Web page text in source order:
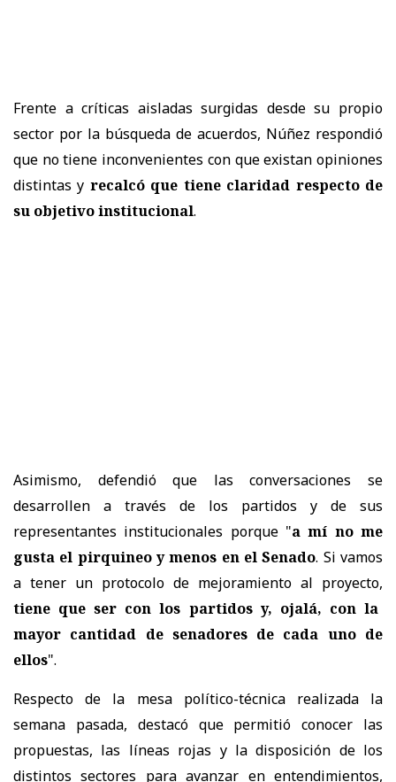
Frente a críticas aisladas surgidas desde su propio
sector por la búsqueda de acuerdos, Núñez respondió
que no tiene inconvenientes con que existan opiniones
distintas y recalcó que tiene claridad respecto de
su objetivo institucional.
Asimismo, defendió que las conversaciones se
desarrollen a través de los partidos y de sus
representantes institucionales porque "a mí no me
gusta el pirquineo y menos en el Senado. Si vamos
a tener un protocolo de mejoramiento al proyecto,
tiene que ser con los partidos y, ojalá, con la
mayor cantidad de senadores de cada uno de
ellos".
Respecto de la mesa político-técnica realizada la
semana pasada, destacó que permitió conocer las
propuestas, las líneas rojas y la disposición de los
distintos sectores para avanzar en entendimientos,